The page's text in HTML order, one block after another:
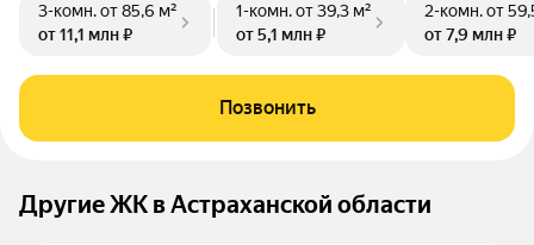
3-комн.от 85,6 м²
от 11,1 млн ₽
1-комн.от 39,3 м²
от 5,1 млн ₽
2-комн.от
от 7,9 млн ₽
Позвонить
Другие ЖК в Астраханской области